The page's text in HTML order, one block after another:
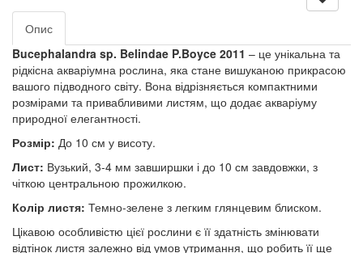
Опис
Bucephalandra sp. Belindae P.Boyce 2011 – це унікальна та
рідкісна акваріумна рослина, яка стане вишуканою прикрасою
вашого підводного світу. Вона відрізняється компактними
розмірами та привабливими листям, що додає акваріуму
природної елегантності.
Розмір: До 10 см у висоту.
Лист: Вузький, 3-4 мм завширшки і до 10 см завдовжки, з
чіткою центральною прожилкою.
Колір листя: Темно-зелене з легким глянцевим блиском.
Цікавою особливістю цієї рослини є її здатність змінювати
відтінок листя залежно від умов утримання, що робить її ще
Наш менеджер зв'яжеться з вами після перевірки.
У магазині представлені рослини як нашого
асортименту, так і наших партнерів, тому деякі позиції
можуть бути тимчасово відсутні.
Дякуємо за розуміння!